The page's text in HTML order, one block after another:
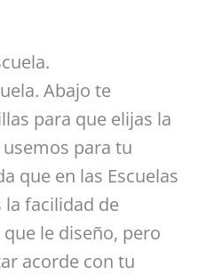
Abajo te
para que elijas la
para tu
que en las Escuelas
facilidad de
le diseño, pero
acorde con tu